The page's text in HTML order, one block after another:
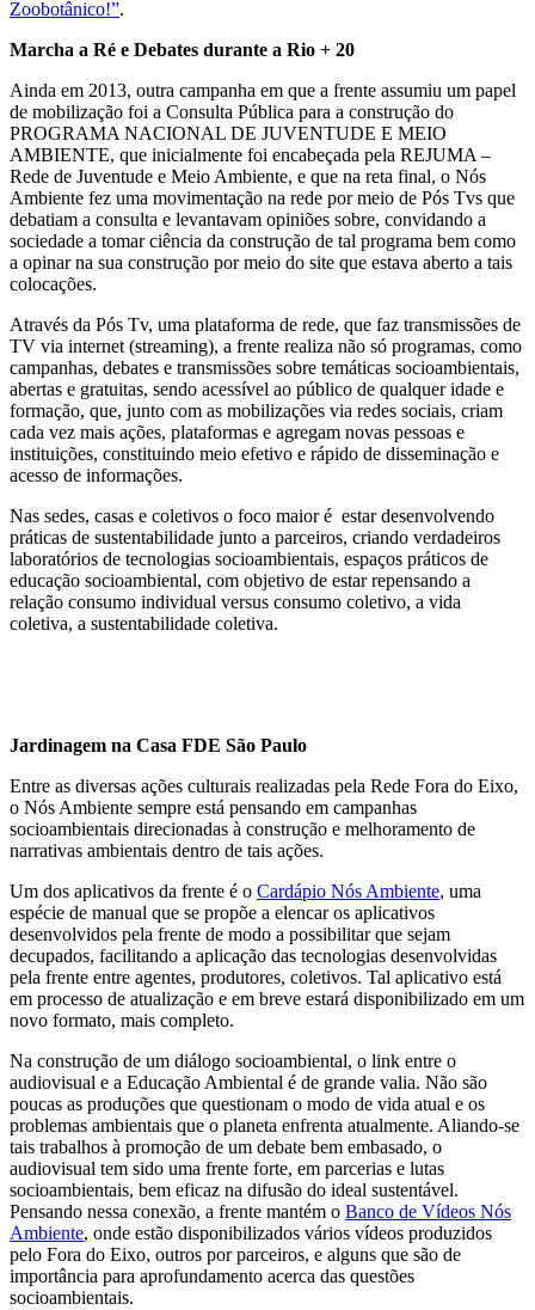
Zoobotânico!”.
Marcha a Ré e Debates durante a Rio + 20
Ainda em 2013, outra campanha em que a frente assumiu um papel
de mobilização foi a Consulta Pública para a construção do
PROGRAMA NACIONAL DE JUVENTUDE E MEIO
AMBIENTE, que inicialmente foi encabeçada pela REJUMA –
Rede de Juventude e Meio Ambiente, e que na reta final, o Nós
Ambiente fez uma movimentação na rede por meio de Pós Tvs que
debatiam a consulta e levantavam opiniões sobre, convidando a
sociedade a tomar ciência da construção de tal programa bem como
a opinar na sua construção por meio do site que estava aberto a tais
colocações.
Através da Pós Tv, uma plataforma de rede, que faz transmissões de
TV via internet (streaming), a frente realiza não só programas, como
campanhas, debates e transmissões sobre temáticas socioambientais,
abertas e gratuitas, sendo acessível ao público de qualquer idade e
formação, que, junto com as mobilizações via redes sociais, criam
cada vez mais ações, plataformas e agregam novas pessoas e
instituições, constituindo meio efetivo e rápido de disseminação e
acesso de informações.
Nas sedes, casas e coletivos o foco maior é estar desenvolvendo
práticas de sustentabilidade junto a parceiros, criando verdadeiros
laboratórios de tecnologias socioambientais, espaços práticos de
educação socioambiental, com objetivo de estar repensando a
relação consumo individual versus consumo coletivo, a vida
coletiva, a sustentabilidade coletiva.
Jardinagem na Casa FDE São Paulo
Entre as diversas ações culturais realizadas pela Rede Fora do Eixo,
o Nós Ambiente sempre está pensando em campanhas
socioambientais direcionadas à construção e melhoramento de
narrativas ambientais dentro de tais ações.
Um dos aplicativos da frente é o Cardápio Nós Ambiente, uma
espécie de manual que se propõe a elencar os aplicativos
desenvolvidos pela frente de modo a possibilitar que sejam
decupados, facilitando a aplicação das tecnologias desenvolvidas
pela frente entre agentes, produtores, coletivos. Tal aplicativo está
em processo de atualização e em breve estará disponibilizado em um
novo formato, mais completo.
Na construção de um diálogo socioambiental, o link entre o
audiovisual e a Educação Ambiental é de grande valia. Não são
poucas as produções que questionam o modo de vida atual e os
problemas ambientais que o planeta enfrenta atualmente. Aliando-se
tais trabalhos à promoção de um debate bem embasado, o
audiovisual tem sido uma frente forte, em parcerias e lutas
socioambientais, bem eficaz na difusão do ideal sustentável.
Pensando nessa conexão, a frente mantém o Banco de Vídeos Nós
Ambiente, onde estão disponibilizados vários vídeos produzidos
pelo Fora do Eixo, outros por parceiros, e alguns que são de
importância para aprofundamento acerca das questões
socioambientais.